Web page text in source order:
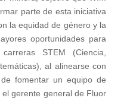
parte de esta iniciativa
la equidad de género y la
oportunidades para
STEM (Ciencia,
al alinearse con
fomentar un equipo de
gerente general de Fluor